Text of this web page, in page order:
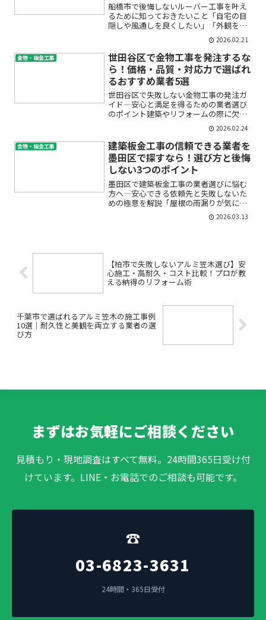
船橋市で後悔しないルーバー工事を叶え
るために知っておきたいこと「自宅の目
隠しや風通しを良くしたい」「外観をお
しゃれにしたい」「古くなったルーバー
を修理したい」など、エクステリアの中
でもルーバー工事についてお悩みではあ
りませんか？船橋市でルー...
2026.02.21
金物・板金工事
世田谷区で金物工事を発注するな
ら！価格・品質・対応力で選ばれ
るおすすめ業者5選
世田谷区で失敗しない金物工事の発注ガ
イド―安心と満足を得るための業者選び
のポイント建築やリフォームの際に欠か
せない金物工事。「どの業者に頼めばい
いの？」「金物工事の見積はどうやって
取るの？」「価格が高すぎないか心
配…」「品質や対応力で本当に...
2026.02.24
金物・板金工事
建築板金工事の信頼できる業者を
墨田区で探すなら！選び方と後悔
しない3つのポイント
墨田区で建築板金工事の業者選びに悩む
方へ―安心できる依頼先と失敗しないた
めの極意を解説「屋根の雨漏りが気にな
る」「外壁パネルが古くなってきた」
「信頼できる板金業者ってどう見分ける
2026.03.13
【柏市で失敗しないアルミ笠木選び】安
心施工・高耐久・コスト比較！プロが教
える納得のリフォーム術
千葉市で選ばれるアルミ笠木の施工事例
10選｜耐久性と美観を両立する業者の選
び方
まずはお気軽にご相談ください
見積もり・現地調査はすべて無料。24時間365日受け付
けています。LINE・お電話でのご相談も可能です。
☎
03-6823-3631
24時間・365日受付